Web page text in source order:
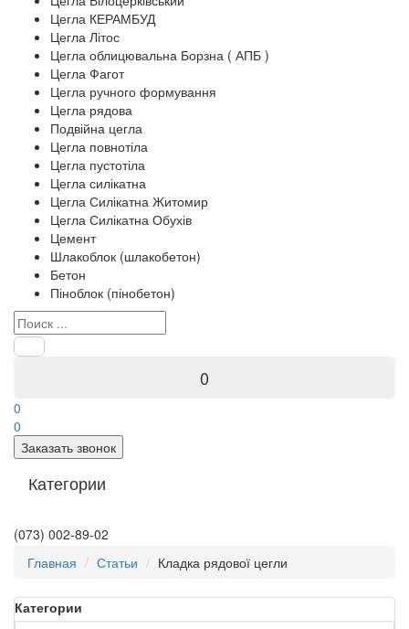
Цегла КЕРАМБУД
Цегла Літос
Цегла облицювальна Борзна ( АПБ )
Цегла Фагот
Цегла ручного формування
Цегла рядова
Подвійна цегла
Цегла повнотіла
Цегла пустотіла
Цегла силікатна
Цегла Силікатна Житомир
Цегла Силікатна Обухів
Цемент
Шлакоблок (шлакобетон)
Бетон
Піноблок (пінобетон)
0
0
0
Заказать звонок
Категории
(073) 002-89-02
Главная
Статьи Кладка рядової цегли
Категории